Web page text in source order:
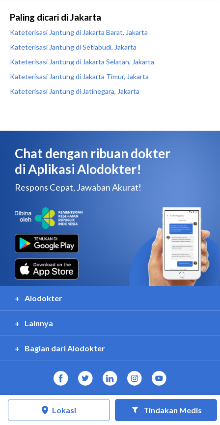
Paling dicari di Jakarta
Kateterisasi Jantung di Jakarta Barat, Jakarta
Kateterisasi Jantung di Setiabudi, Jakarta
Kateterisasi Jantung di Jakarta Selatan, Jakarta
Kateterisasi Jantung di Jakarta Timur, Jakarta
Kateterisasi Jantung di Jatinegara, Jakarta